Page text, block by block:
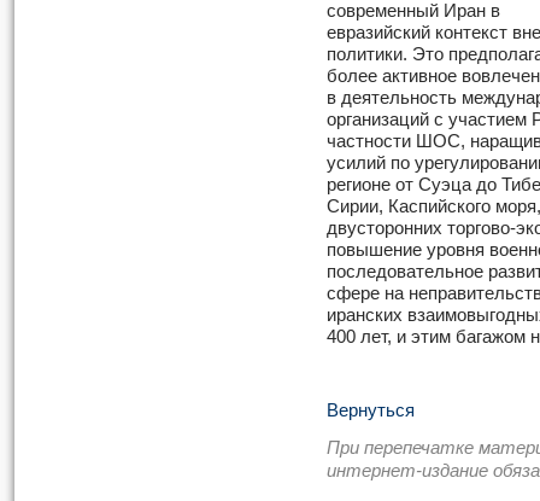
современный Иран в
евразийский контекст
политики. Это
более активное
в деятельность
организаций с участием
частности ШОС,
усилий по
регионе от Суэца до
Сирии, Каспийского
двусторонних торгово-
повышение уровня
последовательное
сфере на
иранских
400 лет, и этим багажом
Вернуться
При перепечатке
интернет-издание